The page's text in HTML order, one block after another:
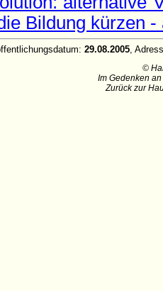
Bildung kürzen -
29.08.2005,
©
Im Gedenken
Zurück zur